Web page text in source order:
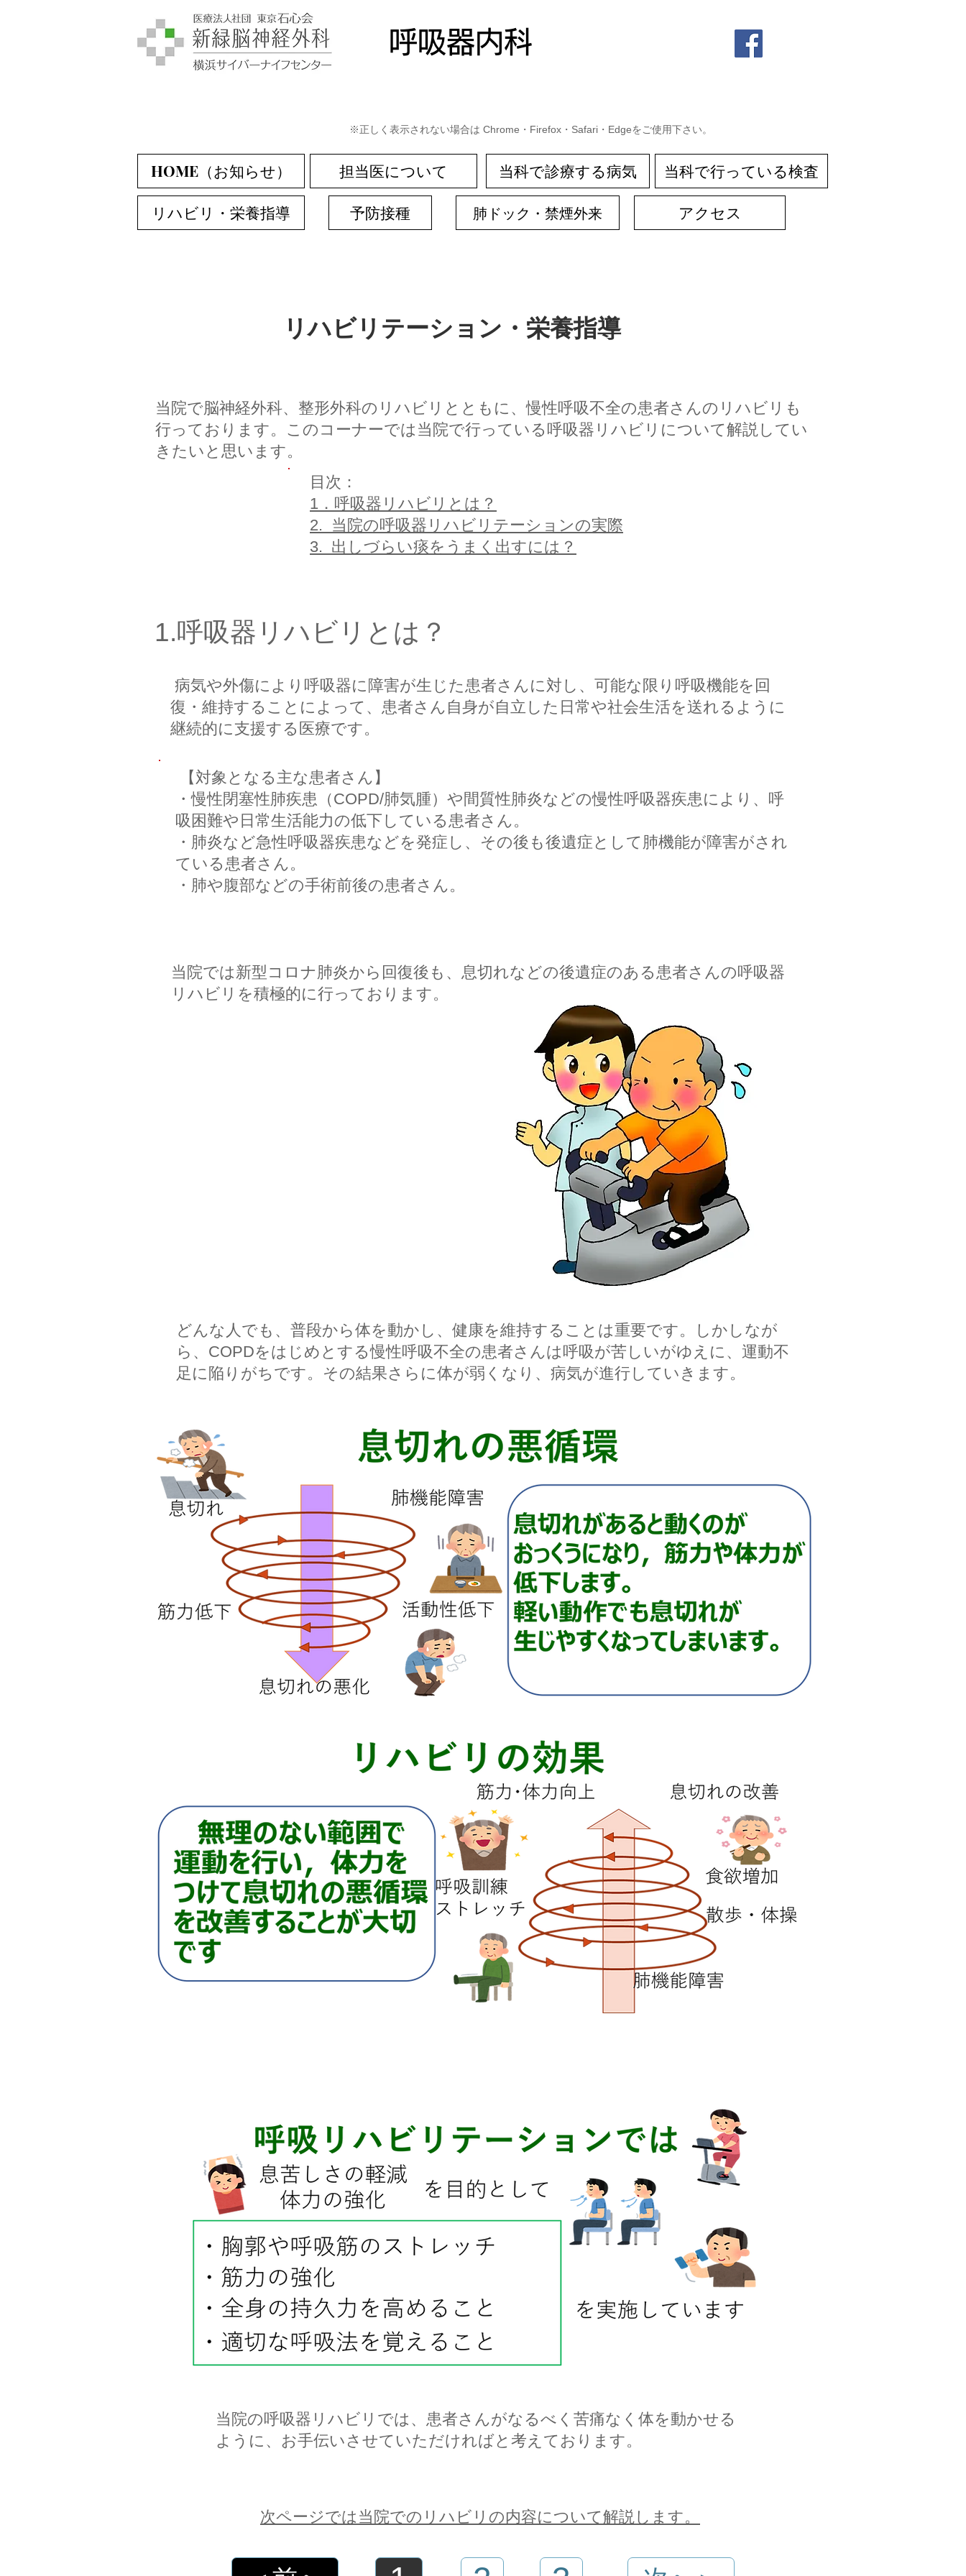
​呼吸器内科
※正しく表示されない場合は Chrome・Firefox・Safari・Edgeをご使用下さい。
HOME（お知らせ）
リハビリ・栄養指導
担当医について 当科で診療する病気 当科で行っている検査
予防接種 肺ドック・禁煙外来 アクセス
​リハビリテーション・栄養指導
当院で脳神経外科、整形外科のリハビリとともに、慢性呼吸不全の患者さんのリハビリも
行っております。このコーナーでは当院で行っている呼吸器リハビリについて解説してい
きたいと思います。
目次：
1．呼吸器リハビリとは？
2. 当院の呼吸器リハビリテーションの実際
3. 出しづらい痰をうまく出すには？
1.呼吸器リハビリとは？
病気や外傷により呼吸器に障害が生じた患者さんに対し、可能な限り呼吸機能を回
復・維持することによって、患者さん自身が自立した日常や社会生活を送れるように
継続的に支援する医療です。
【対象となる主な患者さん】
・慢性閉塞性肺疾患（COPD/肺気腫）や間質性肺炎などの慢性呼吸器疾患により、呼
吸困難や日常生活能力の低下している患者さん。
・肺炎など急性呼吸器疾患などを発症し、その後も後遺症として肺機能が障害がされ
ている患者さん。
​・肺や腹部などの手術前後の患者さん。
当院では新型コロナ肺炎から回復後も、息切れなどの後遺症のある患者さんの呼吸器
リハビリを積極的に行っております。
どんな人でも、普段から体を動かし、健康を維持することは重要です。しかしなが
ら、COPDをはじめとする慢性呼吸不全の患者さんは呼吸が苦しいがゆえに、運動不
足に陥りがちです。その結果さらに体が弱くなり、病気が進行していきます。
当院の呼吸器リハビリでは、患者さんがなるべく苦痛なく体を動かせる
ように、お手伝いさせていただければと考えております。
次ページでは当院でのリハビリの内容について解説します。